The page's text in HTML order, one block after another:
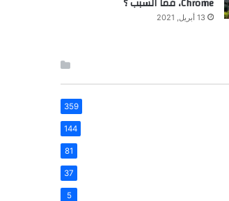
13 أبريل, 2021
359
144
81
37
5